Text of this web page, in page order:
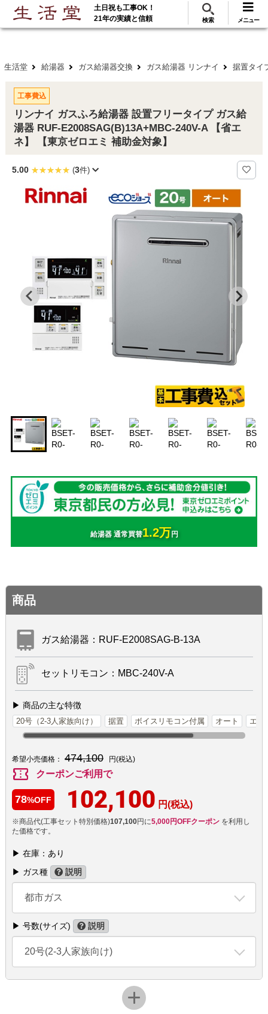
ご利用 288万･工事実績117万件! 無料見積
土日祝も工事OK！
21年の実績と信頼
検索 メニュー
生活堂 給湯器 ガス給湯器交換 ガス給湯器 リンナイ 据置タイ
工事費込
リンナイ ガスふろ給湯器 設置フリータイプ ガス給
湯器 RUF-E2008SAG(B)13A+MBC-240V-A 【省エ
ネ】 【東京ゼロエミ 補助金対象】
5.00 (3件)
給湯器 通常買替1.2万円
商品
ガス給湯器：RUF-E2008SAG-B-13A
セットリモコン：MBC-240V-A
▶ 商品の主な特徴
20号（2-3人家族向け） 据置 ボイスリモコン付属 オート エコ
希望小売価格： 474,100 円(税込)
confirmation_number クーポンご利用で
78%OFF 102,100 円(税込)
※商品代(工事セット特別価格)107,100円に5,000円OFFクーポンを利用し
た価格です。
▶ 在庫：あり
▶ ガス種
説明
都市ガス
▶ 号数(サイズ) 説明
20号(2-3人家族向け)